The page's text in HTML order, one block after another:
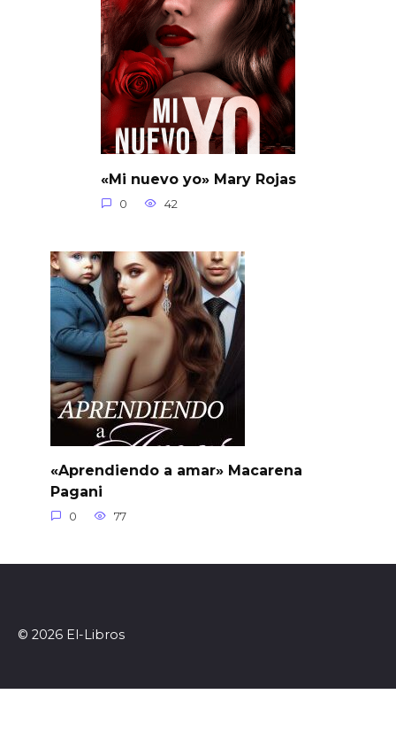
«Mi nuevo yo» Mary Rojas
0 42
«Aprendiendo a amar» Macarena
Pagani
0 77
© 2026 El-Libros